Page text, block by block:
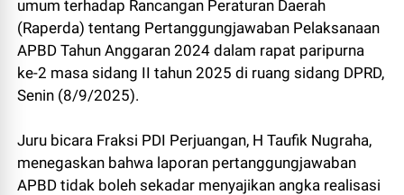
umum terhadap Rancangan Peraturan Daerah
(Raperda) tentang Pertanggungjawaban Pelaksanaan
APBD Tahun Anggaran 2024 dalam rapat paripurna
ke-2 masa sidang II tahun 2025 di ruang sidang DPRD,
Senin (8/9/2025).
Juru bicara Fraksi PDI Perjuangan, H Taufik Nugraha,
menegaskan bahwa laporan pertanggungjawaban
APBD tidak boleh sekadar menyajikan angka realisasi